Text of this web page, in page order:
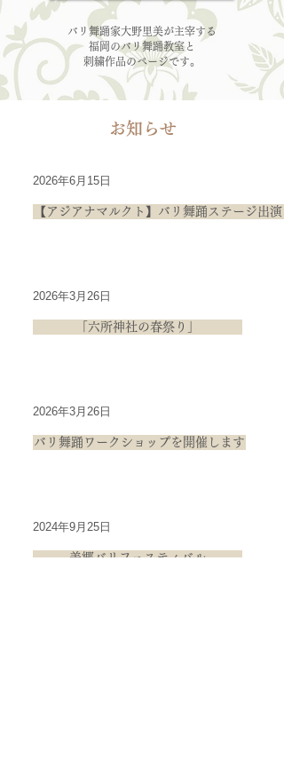
バリ舞踊家大野里美が主宰する
福岡のバリ舞踊教室と
刺繍作品のページです。
​お知らせ
2026年6月15日
【アジアナマルクト】バリ舞踊ステージ出演
2026年3月26日
「六所神社の春祭り」
2026年3月26日
バリ舞踊ワークショップを開催します
2024年9月25日
美郷バリフェスティバル